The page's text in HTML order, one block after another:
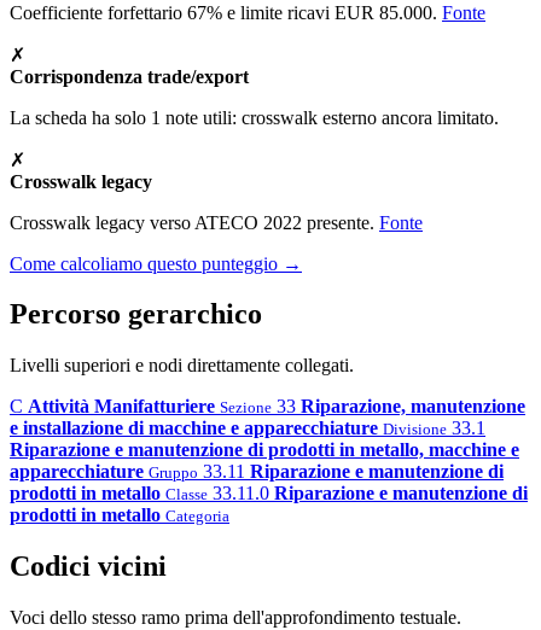
Coefficiente forfettario 67% e limite ricavi EUR 85.000. Fonte
✗
Corrispondenza trade/export
La scheda ha solo 1 note utili: crosswalk esterno ancora limitato.
✗
Crosswalk legacy
Crosswalk legacy verso ATECO 2022 presente. Fonte
Come calcoliamo questo punteggio →
Percorso gerarchico
Livelli superiori e nodi direttamente collegati.
C Attività Manifatturiere Sezione 33 Riparazione, manutenzione
e installazione di macchine e apparecchiature Divisione 33.1
Riparazione e manutenzione di prodotti in metallo, macchine e
apparecchiature Gruppo 33.11 Riparazione e manutenzione di
prodotti in metallo Classe 33.11.0 Riparazione e manutenzione di
prodotti in metallo Categoria
Codici vicini
Voci dello stesso ramo prima dell'approfondimento testuale.